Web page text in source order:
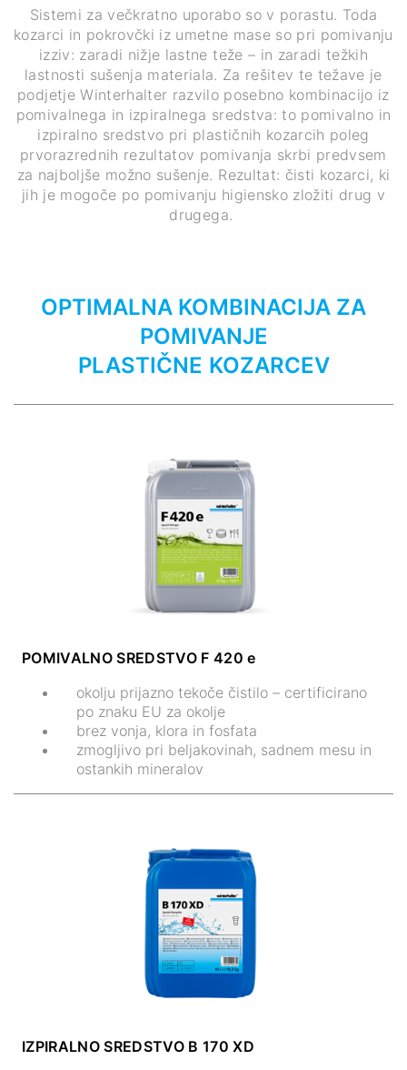
Sistemi za večkratno uporabo so v porastu. Toda
kozarci in pokrovčki iz umetne mase so pri pomivanju
izziv: zaradi nižje lastne teže – in zaradi težkih
lastnosti sušenja materiala. Za rešitev te težave je
podjetje Winterhalter razvilo posebno kombinacijo iz
pomivalnega in izpiralnega sredstva: to pomivalno in
izpiralno sredstvo pri plastičnih kozarcih poleg
prvorazrednih rezultatov pomivanja skrbi predvsem
za najboljše možno sušenje. Rezultat: čisti kozarci, ki
jih je mogoče po pomivanju higiensko zložiti drug v
drugega.
OPTIMALNA KOMBINACIJA ZA
POMIVANJE
PLASTIČNE KOZARCEV
POMIVALNO SREDSTVO F 420 e
okolju prijazno tekoče čistilo – certificirano
po znaku EU za okolje
brez vonja, klora in fosfata
zmogljivo pri beljakovinah, sadnem mesu in
ostankih mineralov
IZPIRALNO SREDSTVO B 170 XD